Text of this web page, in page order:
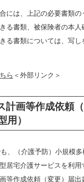
には、上記の必要書類の
る書類、被保険者の本
る書類については、写し
ら ＜外部リンク＞
計画等作成依頼
用）
、（介護予防）小規模多
居宅介護サービスを利
等作成依頼（変更）届出